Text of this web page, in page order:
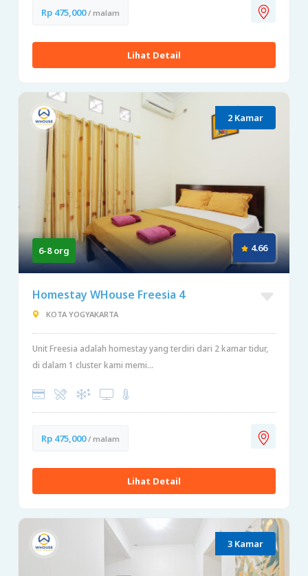
Rp 475,000/ malam
Lihat Detail
2 Kamar
6-8 org 4.66
Homestay WHouse Freesia 4
KOTA YOGYAKARTA
Unit Freesia adalah homestay yang terdiri dari 2 kamar tidur,
di dalam 1 cluster kami memi...
Rp 475,000/ malam
Lihat Detail
3 Kamar